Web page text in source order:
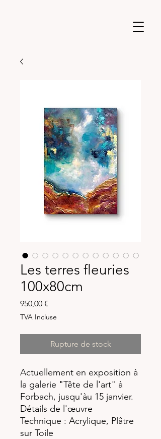
Les terres fleuries
100x80cm
950,00 €
TVA Incluse
Rupture de stock
Actuellement en exposition à
la galerie "Tête de l'art" à
Forbach, jusqu'àu 15 janvier.
Détails de l'œuvre
Technique : Acrylique, Plâtre
sur Toile